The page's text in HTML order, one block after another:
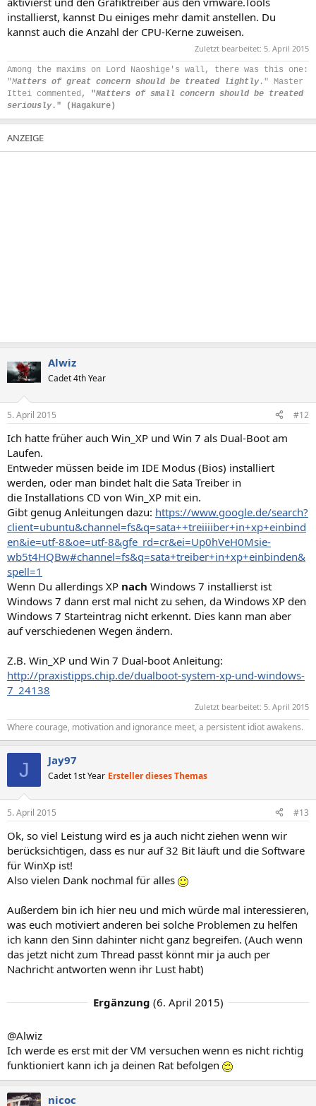
installierst, kannst Du einiges mehr damit anstellen. Du
kannst auch die Anzahl der CPU-Kerne zuweisen.
Zuletzt bearbeitet: 5. April 2015
Among the maxims on Lord Naoshige's wall, there was this one:
"Matters of great concern should be treated lightly ." Master
Ittei commented , "Matters of small concern should be treated
seriously." (Hagakure)
Alwiz
Cadet 4th Year
5. April 2015 #12
Ich hatte früher auch Win_XP und Win 7 als Dual-Boot am
Laufen.
Entweder müssen beide im IDE Modus (Bios) installiert
werden, oder man bindet halt die Sata Treiber in
die Installations CD von Win_XP mit ein.
Gibt genug Anleitungen dazu: https://www.google.de/search?
client=ubuntu&channel=fs&q=sata++treiiiiber+in+xp+einbind
en&ie=utf-8&oe=utf-8&gfe_rd=cr&ei=Up0hVeH0Msie-
wb5t4HQBw#channel=fs&q=sata+treiber+in+xp+einbinden&
spell=1
Wenn Du allerdings XP nach Windows 7 installierst ist
Windows 7 dann erst mal nicht zu sehen, da Windows XP den
Windows 7 Starteintrag nicht erkennt. Dies kann man aber
auf verschiedenen Wegen ändern.
Z.B. Win_XP und Win 7 Dual-boot Anleitung:
http://praxistipps.chip.de/dualboot-system-xp-und-windows-
7_24138
Zuletzt bearbeitet: 5. April 2015
Where courage, motivation and ignorance meet, a persistent idiot awakens.
J Jay97
Cadet 1st Year Ersteller dieses Themas
5. April 2015 #13
Ok, so viel Leistung wird es ja auch nicht ziehen wenn wir
berücksichtigen, dass es nur auf 32 Bit läuft und die Software
für WinXp ist!
Also vielen Dank nochmal für alles
Außerdem bin ich hier neu und mich würde mal interessieren,
was euch motiviert anderen bei solche Problemen zu helfen
ich kann den Sinn dahinter nicht ganz begreifen. (Auch wenn
das jetzt nicht zum Thread passt könnt mir ja auch per
Nachricht antworten wenn ihr Lust habt)
Ergänzung (6. April 2015)
@Alwiz
Ich werde es erst mit der VM versuchen wenn es nicht richtig
funktioniert kann ich ja deinen Rat befolgen
nicoc